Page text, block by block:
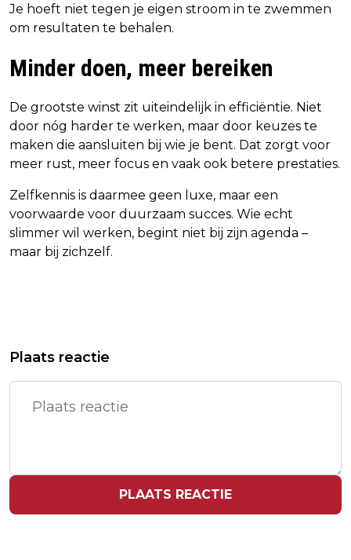
Je hoeft niet tegen je eigen stroom in te zwemmen
om resultaten te behalen.
Minder doen, meer bereiken
De grootste winst zit uiteindelijk in efficiëntie. Niet
door nóg harder te werken, maar door keuzes te
maken die aansluiten bij wie je bent. Dat zorgt voor
meer rust, meer focus en vaak ook betere prestaties.
Zelfkennis is daarmee geen luxe, maar een
voorwaarde voor duurzaam succes. Wie echt
slimmer wil werken, begint niet bij zijn agenda –
maar bij zichzelf.
AANPAK FATBIKES, INHOUD
BBC SCHOND REDACTIONELE NORMEN
IN BAFTA-UITZENDING MET N-WOORD
Plaats reactie
PLAATS REACTIE